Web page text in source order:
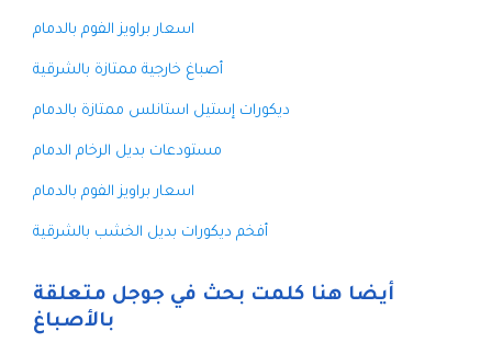
اسعار براويز الفوم بالدمام
أصباغ خارجية ممتازة بالشرقية
ديكورات إستيل استانلس ممتازة بالدمام
مستودعات بديل الرخام الدمام
اسعار براويز الفوم بالدمام
أفخم ديكورات بديل الخشب بالشرقية
أيضا هنا كلمت بحث في جوجل متعلقة
بالأصباغ